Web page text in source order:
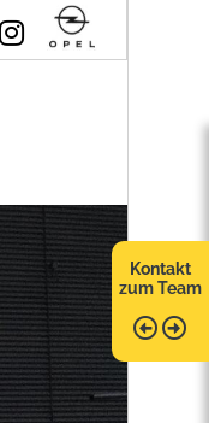
Kontakt
zum Team